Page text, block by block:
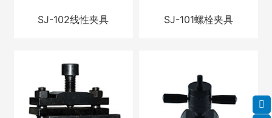
SJ-102线性夹具 SJ-101螺栓夹具